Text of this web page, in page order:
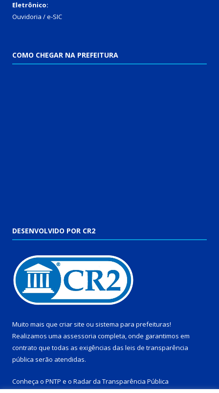
Eletrônico:
Ouvidoria /e-SIC
COMO CHEGAR NA PREFEITURA
DESENVOLVIDO POR CR2
Muito mais que criar site ou sistema para prefeituras!
Realizamos uma assessoria completa, onde garantimos em
contrato que todas as exigências das leis de transparência
pública serão atendidas.
Conheça o PNTP e o Radar da Transparência Pública